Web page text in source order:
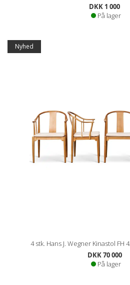
DKK 1 000
På lager
Nyhed
4 stk. Hans J. Wegner Kinastol FH
DKK 70 000
På lager